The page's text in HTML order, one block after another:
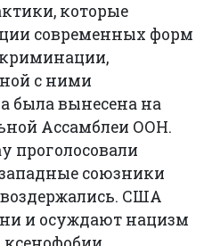
которые
современных форм
с ними
была вынесена на
Ассамблеи ООН.
проголосовали
союзники
США
и осуждают нацизм